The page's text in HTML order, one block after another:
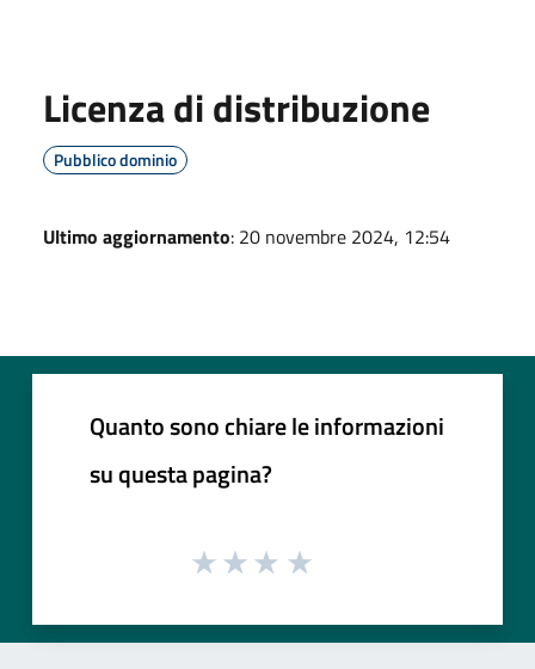
Licenza di distribuzione
Pubblico dominio
Ultimo aggiornamento: 20 novembre 2024, 12:54
Quanto sono chiare le informazioni
su questa pagina?